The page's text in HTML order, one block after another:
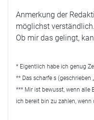
Anmerkung der
möglichst verständlich.
Ob mir das gelingt,
* Eigentlich habe ich genug
** Das scharfe s (geschrieben
*** Mir ist bewusst, wenn alle
ich bereit bin zu zahlen,